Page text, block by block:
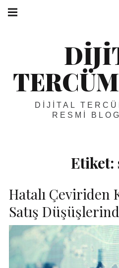
Skip
DIJITAL
RESMI
navigation
Etiket:
Hatalı Çeviriden
Satış